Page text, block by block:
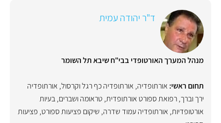
ד"ר יהודה עמית
מנהל המערך האורטופדי בבי"ח שיבא תל השומר
תחום ראשי: אורתופדיה, אורתופדיה כף רגל וקרסול, אורתופדיה
ירך וברך,רפואת ספורט אורתופדית, טראומה ושברים,בעיות
אורטופדיות, אורתופדיה עמוד שדרה, שיקום פציעות ספורט, פציעות